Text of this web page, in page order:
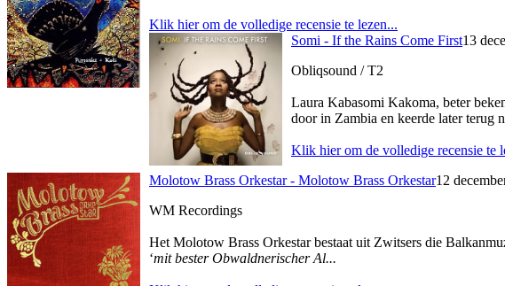
Klik hier om de volledige recensie te lezen...
Somi - If the Rains Come First13
Obliqsound / T2
Laura Kabasomi Kakoma, beter
door in Zambia en keerde later terug
Klik hier om de volledige recensie te
Molotow Brass Orkestar - Molotow Brass Orkestar12
WM Recordings
Het Molotow Brass Orkestar bestaat uit Zwitsers die
‘mit bester Obwaldnerischer Al...